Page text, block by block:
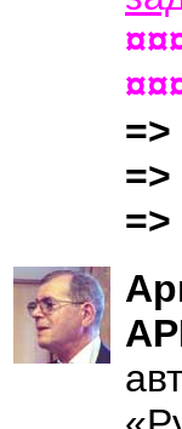
=>
=>
=>